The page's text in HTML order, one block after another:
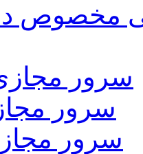
مخصوص
سرور
سرور
سرور